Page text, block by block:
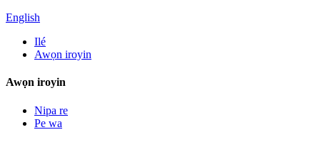
English
Ilé
Awọn iroyin
Awọn iroyin
Nipa re
Pe wa